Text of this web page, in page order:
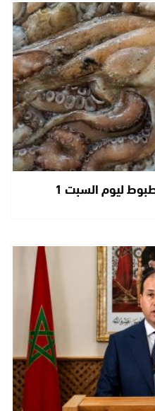
النشرة اليومية لمبيعات الاخطبوط ليوم السبت 1